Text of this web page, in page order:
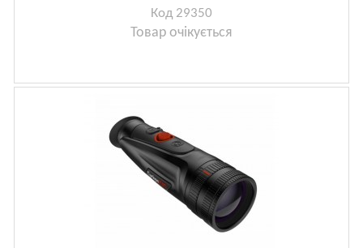
Код 29350
Товар очікується